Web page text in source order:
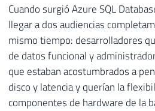
Cuando surgió Azure SQL
llegar a dos audiencias
mismo tiempo: desarrolladores
de datos funcional y
que estaban acostumbrados a
disco y latencia y querían la
componentes de hardware de la